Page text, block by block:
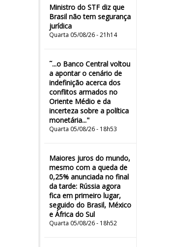
Ministro do STF diz que
Brasil não tem segurança
jurídica
Quarta 05/08/26 - 21h14
˜...o Banco Central voltou
a apontar o cenário de
indefinição acerca dos
conflitos armados no
Oriente Médio e da
incerteza sobre a política
monetária..."
Quarta 05/08/26 - 18h53
Maiores juros do mundo,
mesmo com a queda de
0,25% anunciada no final
da tarde: Rússia agora
fica em primeiro lugar,
seguido do Brasil, México
e África do Sul
Quarta 05/08/26 - 18h52